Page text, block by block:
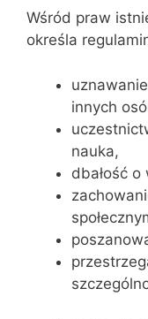
Wśród praw
określa
innych
nauka,
dbałość